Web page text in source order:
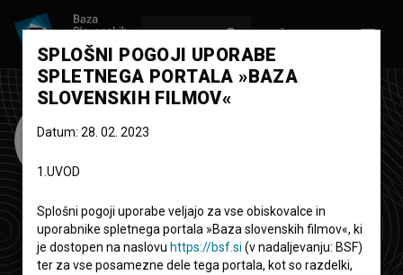
Šumadijski
festival
Kragujevac, Srbija
SPLOŠNI POGOJI UPORABE
SPLETNEGA PORTALA »BAZA
SLOVENSKIH FILMOV«
Datum: 28. 02. 2023
1.UVOD
Splošni pogoji uporabe veljajo za vse obiskovalce in
uporabnike spletnega portala »Baza slovenskih filmov«, ki
je dostopen na naslovu https://bsf.si (v nadaljevanju: BSF)
ter za vse posamezne dele tega portala, kot so razdelki,